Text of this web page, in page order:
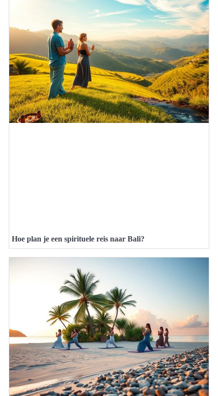
Hoe plan je een spirituele reis naar Bali?